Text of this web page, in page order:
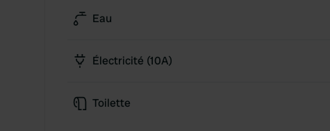
Eau
Électricité (10A)
Toilette